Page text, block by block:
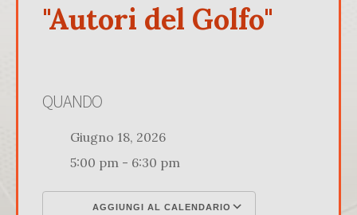
"Autori del Golfo"
QUANDO
Giugno 18, 2026
5:00 pm - 6:30 pm
AGGIUNGI AL CALENDARIO